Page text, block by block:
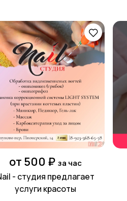
от 500 ₽ за час
- студия предлагает
услуги красоты